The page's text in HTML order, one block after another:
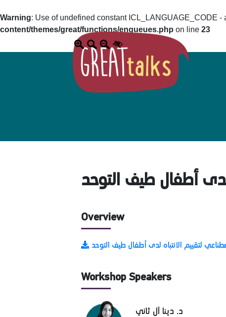
Warning: Use of undefined constant ICL_LANGUAGE_CODE
content/themes/great/functions/enqueues.php on line 23
لدى أطفال طيف التوحد
Overview
لتقييم الانتباه لدى أطفال طيف التوحد
Workshop Speakers
د. دينا آل ثاني